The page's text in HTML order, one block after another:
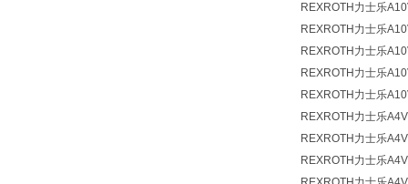
REXROTH力士乐
REXROTH力士乐
REXROTH力士乐
REXROTH力士乐
REXROTH力士乐
REXROTH力士乐
REXROTH力士乐
REXROTH力士乐